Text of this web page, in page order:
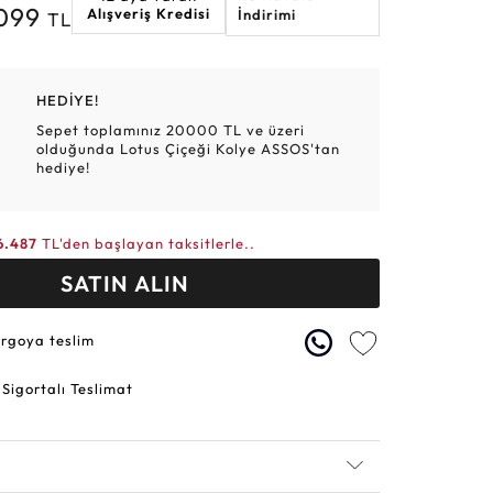
Elmas Bilezikler
Altın Tesbihler
Altın Hasır Setler
Violet
TL
Alışveriş Kredisi
İndirimi
HEDİYE!
Sepet toplamınız 20000 TL ve üzeri
olduğunda Lotus Çiçeği Kolye ASSOS'tan
hediye!
TL'den başlayan taksitlerle..
SATIN ALIN
teslim
Teslimat